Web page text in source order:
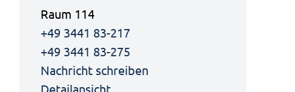
Raum 114
+49 3441 83-217
+49 3441 83-275
Nachricht schreiben
Detailansicht